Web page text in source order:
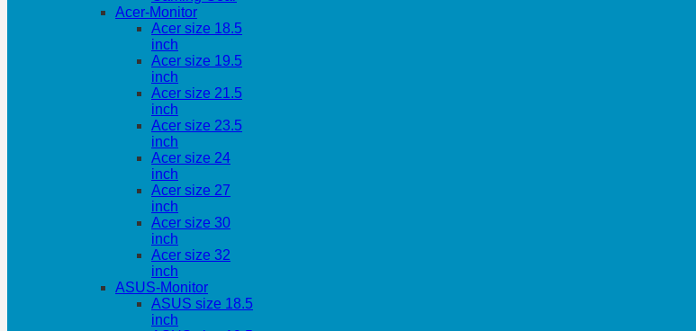
Acer-Monitor
Acer size 18.5
inch
Acer size 19.5
inch
Acer size 21.5
inch
Acer size 23.5
inch
Acer size 24
inch
Acer size 27
inch
Acer size 30
inch
Acer size 32
inch
ASUS-Monitor
ASUS size 18.5
inch